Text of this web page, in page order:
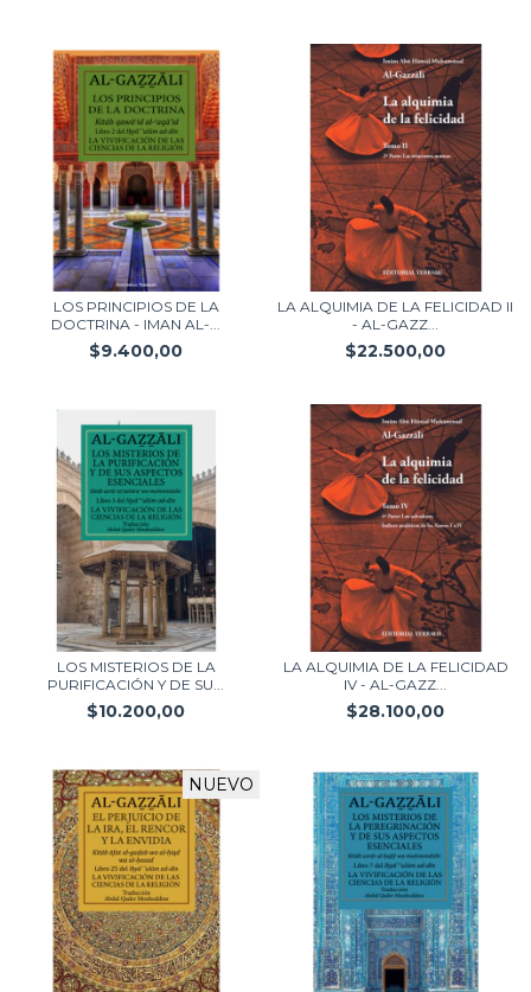
LOS PRINCIPIOS DE LA
DOCTRINA - IMAN AL-...
$9.400,00
LA ALQUIMIA DE LA FELICIDAD II
- AL-GAZZ...
$22.500,00
LOS MISTERIOS DE LA
PURIFICACIÓN Y DE SU...
$10.200,00
LA ALQUIMIA DE LA FELICIDAD
IV - AL-GAZZ...
$28.100,00
NUEVO